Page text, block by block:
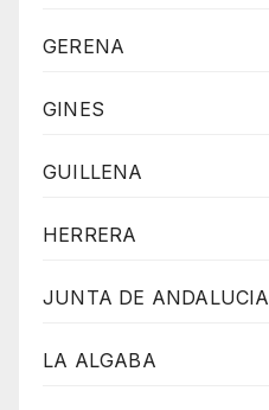
GERENA
GINES
GUILLENA
HERRERA
JUNTA DE ANDALUCIA
LA ALGABA